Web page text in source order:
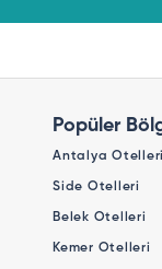
Popüler
Antalya Otelleri
Side Otelleri
Belek Otelleri
Kemer Otelleri